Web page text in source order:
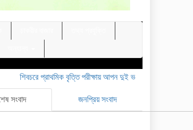
শিবচরে প্রাথমিক বৃত্তি পরীক্ষায় আপন দুই ভাইয়ের অনন্য সাফল্য
সংবাদ জনপ্রিয় সংবাদ